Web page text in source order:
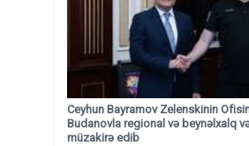
Ceyhun Bayramov Zelenskinin
Budanovla regional və beynəlxalq
müzakirə edib